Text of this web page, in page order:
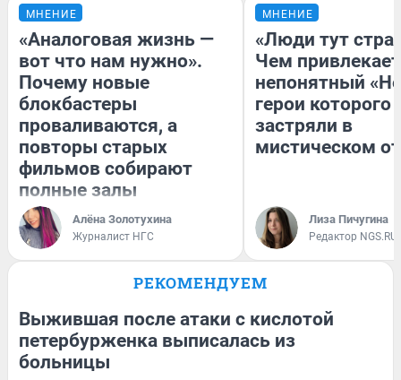
МНЕНИЕ
«Аналоговая жизнь —
вот что нам нужно».
Почему новые
блокбастеры
проваливаются, а
повторы старых
фильмов собирают
полные залы
Алёна Золотухина
Журналист НГС
МНЕНИЕ
«Люди тут
Чем привлекает
непонятный
герои которого
застряли в
мистическом
Лиза Пичугина
Редактор NGS.RU
РЕКОМЕНДУЕМ
Выжившая после атаки с кислотой
петербурженка выписалась из
больницы